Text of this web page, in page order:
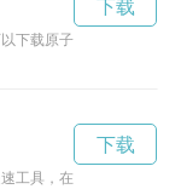
下载原子加速器2024最
下载
工具，在保证网络连接
下载